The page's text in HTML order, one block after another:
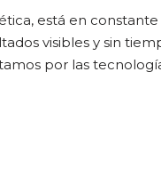
está en
visibles y sin
por las